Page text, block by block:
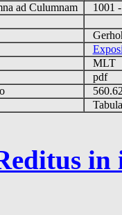
ad Culumnam
1001
MLT
pdf
in